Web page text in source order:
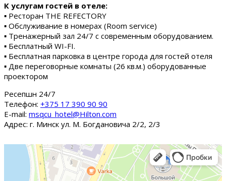
К услугам гостей в отеле:
▪ Ресторан THE REFECTORY
▪ Обслуживание в номерах (Room service)
▪ Тренажерный зал 24/7 с современным оборудованием.
▪ Бесплатный WI-FI.
▪ Бесплатная парковка в центре города для гостей отеля
▪ Две переговорные комнаты (26 кв.м.) оборудованные
проектором
Ресепшн 24/7
Tелефон: +375 17 390 90 90
E-mail: msqcu_hotel@Hilton.com
Адрес: г. Минск ул. М. Богдановича 2/2, 2/3